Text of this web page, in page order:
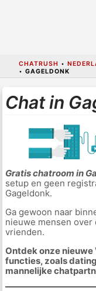
CHATRUSH •
• GAGELDONK
Chat in
Gratis chatroom in
setup en geen
Gageldonk.
Ga gewoon naar
nieuwe mensen
vrienden.
Ontdek onze
functies, zoals
mannelijke